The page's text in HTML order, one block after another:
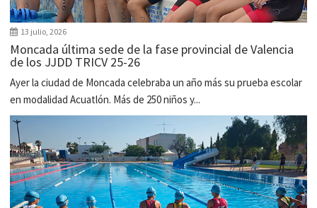
13 julio, 2026
Moncada última sede de la fase provincial de Valencia
de los JJDD TRICV 25-26
Ayer la ciudad de Moncada celebraba un año más su prueba escolar
en modalidad Acuatlón. Más de 250 niños y...